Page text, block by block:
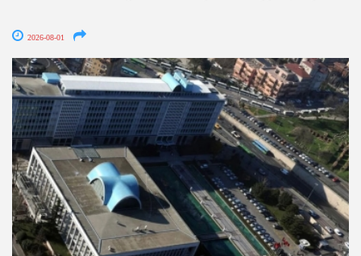
2026-08-01